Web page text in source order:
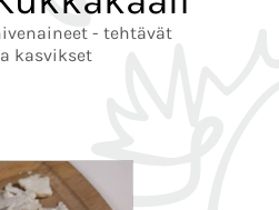
- tehtävät
kasvikset